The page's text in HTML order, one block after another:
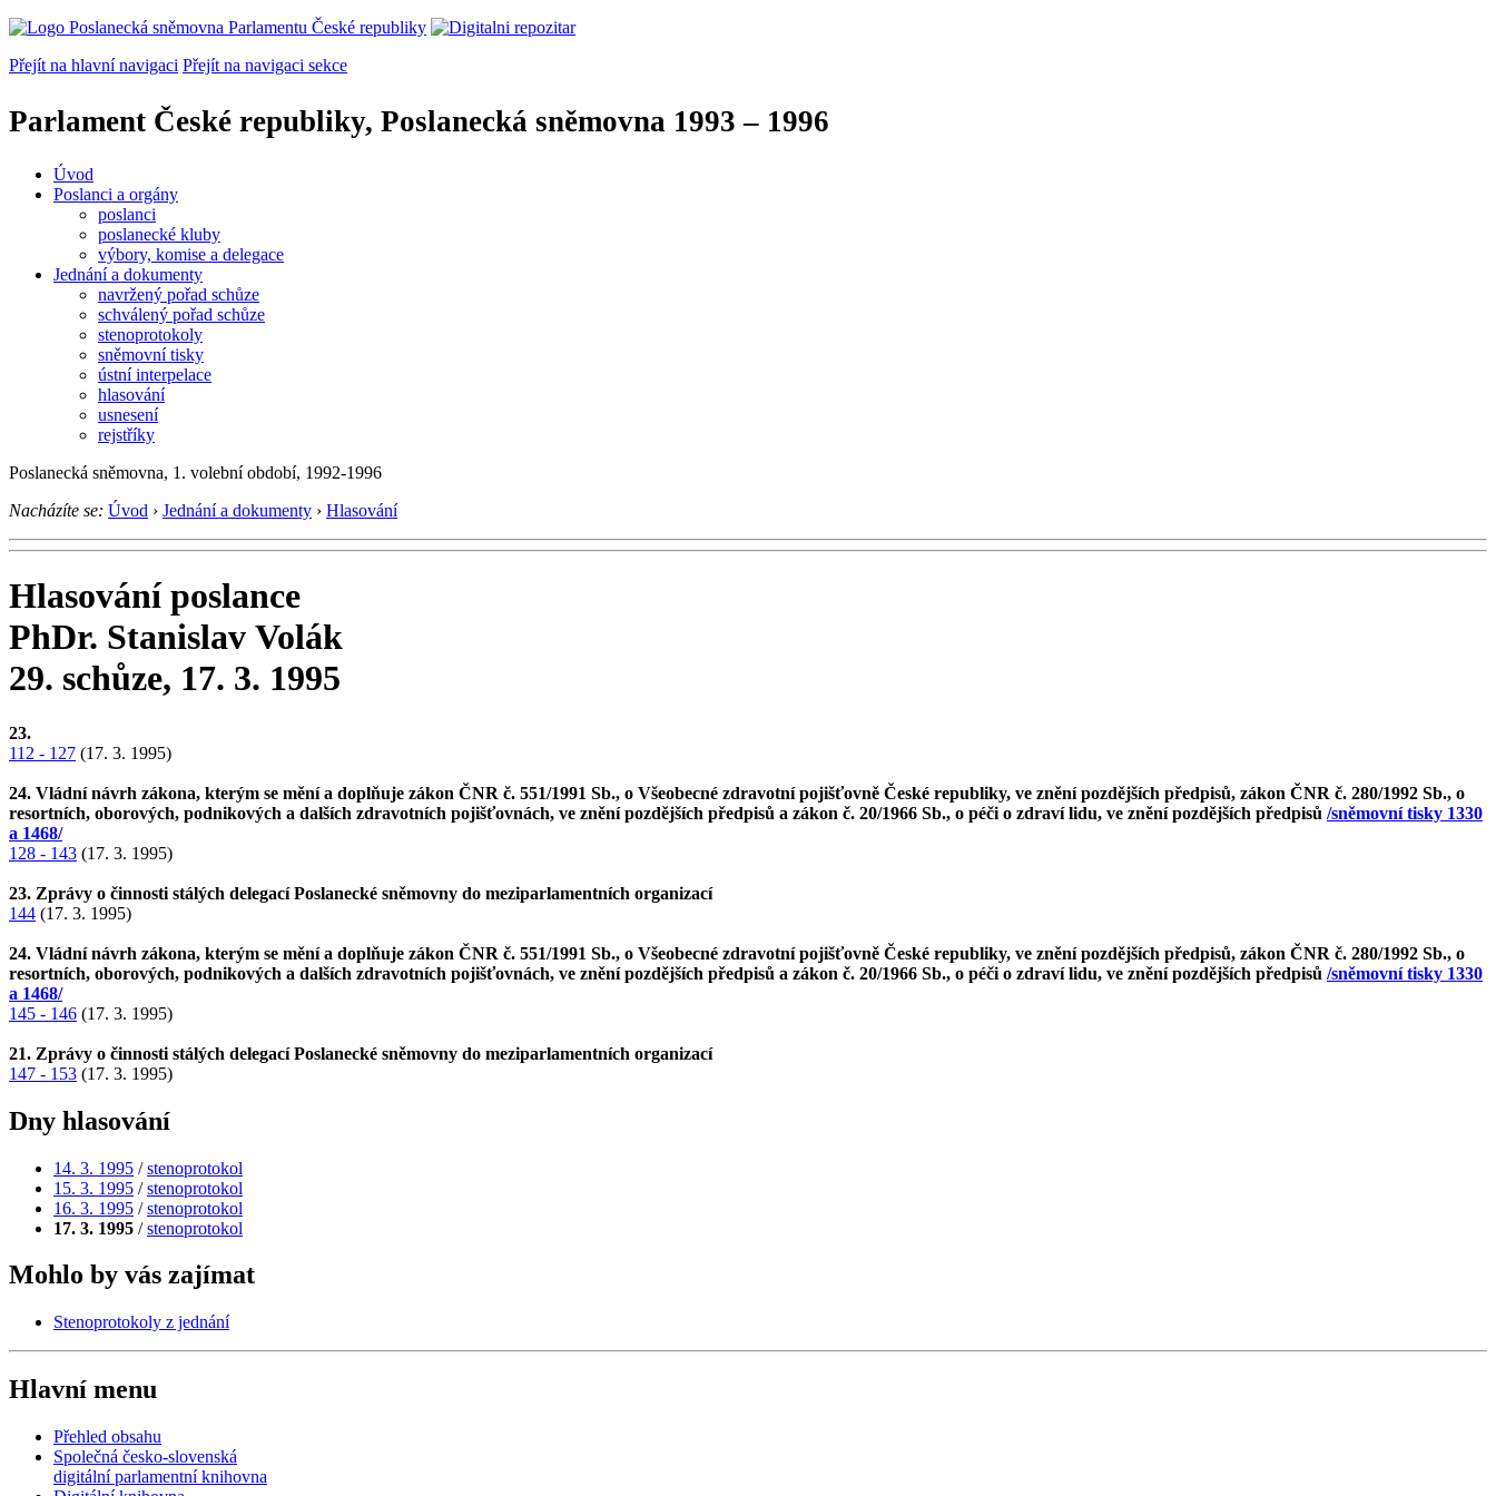
Přejít na hlavní navigaci Přejít na navigaci sekce
Parlament České republiky, Poslanecká sněmovna 1993 – 1996
Úvod
Poslanci a orgány
poslanci
poslanecké kluby
výbory, komise a delegace
Jednání a dokumenty
navržený pořad schůze
schválený pořad schůze
stenoprotokoly
sněmovní tisky
ústní interpelace
hlasování
usnesení
rejstříky
Poslanecká sněmovna, 1. volební období, 1992-1996
Nacházíte se: Úvod › Jednání a dokumenty › Hlasování
Hlasování poslance
PhDr. Stanislav Volák
29. schůze, 17. 3. 1995
23.
112 - 127 (17. 3. 1995)
24. Vládní návrh zákona, kterým se mění a doplňuje zákon ČNR č. 551/1991 Sb., o Všeobecné zdravotní pojišťovně České republiky, ve znění pozdějších předpisů, zákon ČNR č. 280/1992 Sb., o
resortních, oborových, podnikových a dalších zdravotních pojišťovnách, ve znění pozdějších předpisů a zákon č. 20/1966 Sb., o péči o zdraví lidu, ve znění pozdějších předpisů /sněmovní tisky 1330
a 1468/
128 - 143 (17. 3. 1995)
23. Zprávy o činnosti stálých delegací Poslanecké sněmovny do meziparlamentních organizací
144 (17. 3. 1995)
24. Vládní návrh zákona, kterým se mění a doplňuje zákon ČNR č. 551/1991 Sb., o Všeobecné zdravotní pojišťovně České republiky, ve znění pozdějších předpisů, zákon ČNR č. 280/1992 Sb., o
resortních, oborových, podnikových a dalších zdravotních pojišťovnách, ve znění pozdějších předpisů a zákon č. 20/1966 Sb., o péči o zdraví lidu, ve znění pozdějších předpisů /sněmovní tisky 1330
a 1468/
145 - 146 (17. 3. 1995)
21. Zprávy o činnosti stálých delegací Poslanecké sněmovny do meziparlamentních organizací
147 - 153 (17. 3. 1995)
Dny hlasování
14. 3. 1995 /stenoprotokol
15. 3. 1995 /stenoprotokol
16. 3. 1995 /stenoprotokol
17. 3. 1995 /stenoprotokol
Mohlo by vás zajímat
Stenoprotokoly z jednání
Hlavní menu
Přehled obsahu
Společná česko-slovenská
digitální parlamentní knihovna